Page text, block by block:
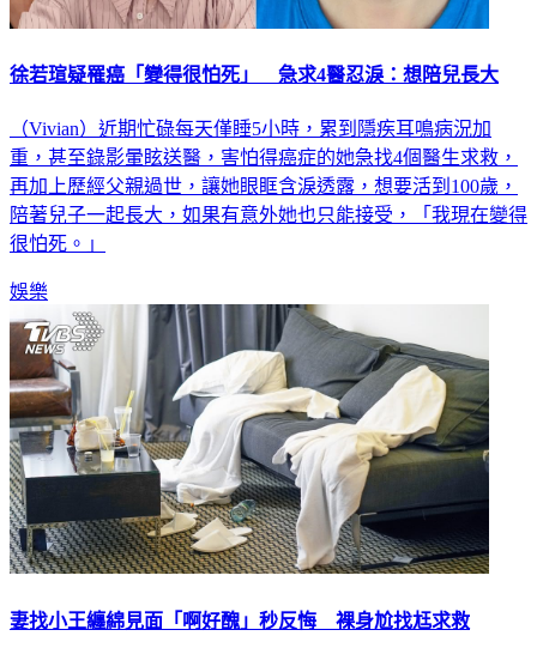
徐若瑄疑罹癌「變得很怕死」 急求4醫忍淚：想陪兒長大
（Vivian）近期忙碌每天僅睡5小時，累到隱疾耳鳴病況加
重，甚至錄影暈眩送醫，害怕得癌症的她急找4個醫生求救，
再加上歷經父親過世，讓她眼眶含淚透露，想要活到100歲，
陪著兒子一起長大，如果有意外她也只能接受，「我現在變得
很怕死。」
娛樂
妻找小王纏綿見面「啊好醜」秒反悔 裸身尬找尪求救